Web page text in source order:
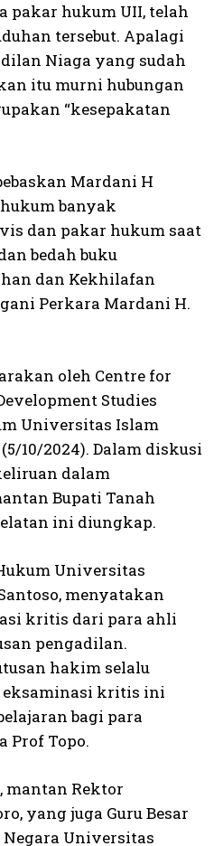
pakar hukum UII, telah
tersebut. Apalagi
Niaga yang sudah
itu murni hubungan
“kesepakatan
Mardani H
banyak
dan pakar hukum saat
bedah buku
dan Kekhilafan
Perkara Mardani H.
oleh Centre for
Studies
Universitas Islam
10/2024). Dalam diskusi
dalam
Bupati Tanah
ini diungkap.
Universitas
menyatakan
kritis dari para ahli
pengadilan.
hakim selalu
kritis ini
bagi para
Prof Topo.
mantan Rektor
yang juga Guru Besar
Universitas